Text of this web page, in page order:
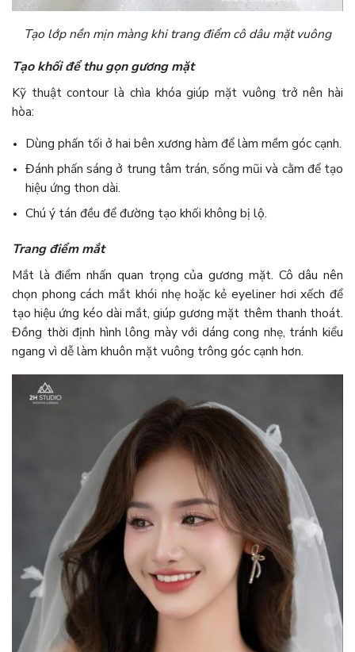
Tạo lớp nền mịn màng khi trang điểm cô dâu mặt vuông
Tạo khối để thu gọn gương mặt
Kỹ thuật contour là chìa khóa giúp mặt vuông trở nên hài
hòa:
Dùng phấn tối ở hai bên xương hàm để làm mềm góc cạnh.
Đánh phấn sáng ở trung tâm trán, sống mũi và cằm để tạo
hiệu ứng thon dài.
Chú ý tán đều để đường tạo khối không bị lộ.
Trang điểm mắt
Mắt là điểm nhấn quan trọng của gương mặt. Cô dâu nên
chọn phong cách mắt khói nhẹ hoặc kẻ eyeliner hơi xếch để
tạo hiệu ứng kéo dài mắt, giúp gương mặt thêm thanh thoát.
Đồng thời định hình lông mày với dáng cong nhẹ, tránh kiểu
ngang vì dễ làm khuôn mặt vuông trông góc cạnh hơn.